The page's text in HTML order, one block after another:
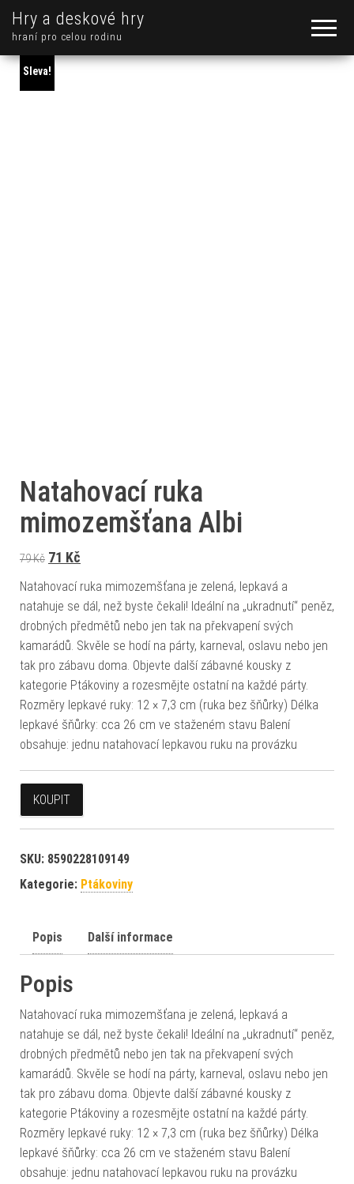
Hry a deskové hry
hraní pro celou rodinu
Sleva!
Natahovací ruka
mimozemšťana Albi
79Kč Původní cena byla: 79 Kč.
71 Kč
Natahovací ruka mimozemšťana je zelená, lepkavá a
natahuje se dál, než byste čekali! Ideální na „ukradnutí“ peněz,
drobných předmětů nebo jen tak na překvapení svých
kamarádů. Skvěle se hodí na párty, karneval, oslavu nebo jen
tak pro zábavu doma. Objevte další zábavné kousky z
kategorie Ptákoviny a rozesmějte ostatní na každé párty.
Rozměry lepkavé ruky: 12 × 7,3 cm (ruka bez šňůrky) Délka
lepkavé šňůrky: cca 26 cm ve staženém stavu Balení
obsahuje: jednu natahovací lepkavou ruku na provázku
KOUPIT
SKU: 8590228109149
Kategorie: Ptákoviny
Popis Další informace
Popis
Natahovací ruka mimozemšťana je zelená, lepkavá a
natahuje se dál, než byste čekali! Ideální na „ukradnutí“ peněz,
drobných předmětů nebo jen tak na překvapení svých
kamarádů. Skvěle se hodí na párty, karneval, oslavu nebo jen
tak pro zábavu doma. Objevte další zábavné kousky z
kategorie Ptákoviny a rozesmějte ostatní na každé párty.
Rozměry lepkavé ruky: 12 × 7,3 cm (ruka bez šňůrky) Délka
lepkavé šňůrky: cca 26 cm ve staženém stavu Balení
obsahuje: jednu natahovací lepkavou ruku na provázku